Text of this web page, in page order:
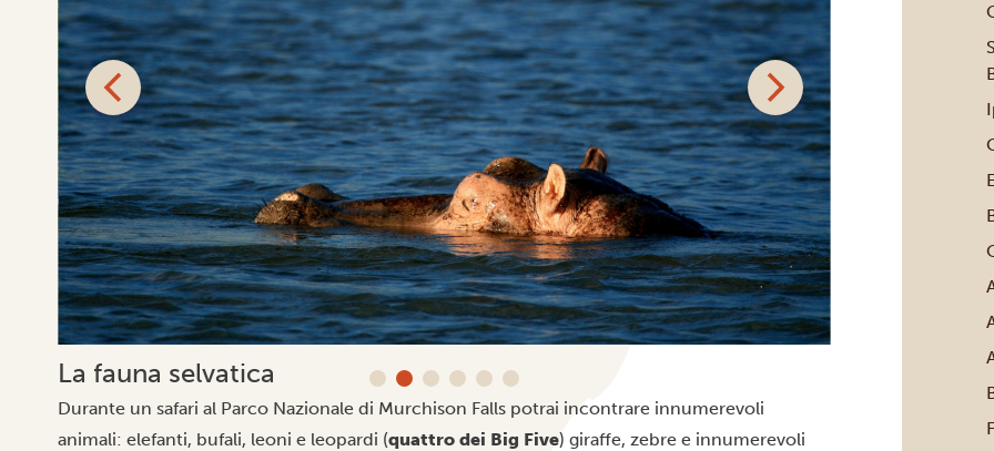
La fauna selvatica
Durante un safari al Parco Nazionale di Murchison Falls potrai incontrare innumerevoli
animali: elefanti, bufali, leoni e leopardi (quattro dei Big Five) giraffe, zebre e innumerevoli